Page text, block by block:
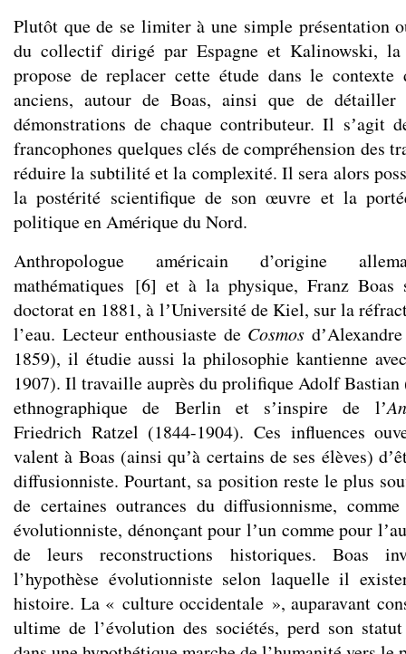
Plutôt que de se limiter à une simple présentation
du collectif dirigé par Espagne et Kalinowski, la
propose de replacer cette étude dans le contexte
anciens, autour de Boas, ainsi que de
démonstrations de chaque contributeur. Il sʼagit
francophones quelques clés de compréhension des
réduire la subtilité et la complexité. Il sera alors
la postérité scientifique de son œuvre et la
politique en Amérique du Nord.
Anthropologue américain d’origine
mathématiques [6] et à la physique, Franz Boas
doctorat en 1881, à lʼUniversité de Kiel, sur la
l’eau. Lecteur enthousiaste de Cosmos
1859), il étudie aussi la philosophie kantienne
1907). Il travaille auprès du prolifique Adolf Bastian
ethnographique de Berlin et sʼinspire de lʼ
Friedrich Ratzel (1844-1904). Ces influences
valent à Boas (ainsi quʼà certains de ses élèves)
diffusionniste. Pourtant, sa position reste le plus
de certaines outrances du diffusionnisme,
évolutionniste, dénonçant pour lʼun comme pour
de leurs reconstructions historiques. Boas
l’hypothèse évolutionniste selon laquelle il
histoire. La « culture occidentale », auparavant
ultime de l’évolution des sociétés, perd son